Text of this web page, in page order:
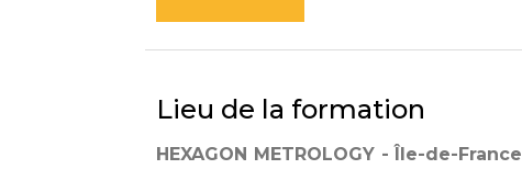
Lieu de la formation
HEXAGON METROLOGY - Île-de-France